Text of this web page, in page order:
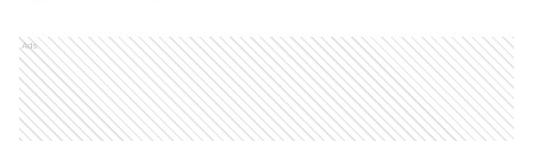
Ads